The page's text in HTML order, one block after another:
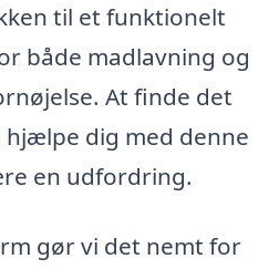
til et funktionelt
både madlavning og
At finde det
dig med denne
en udfordring.
gør vi det nemt for